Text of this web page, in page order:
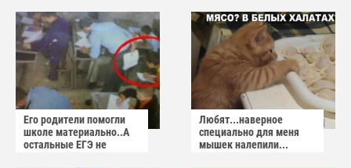
Его родители помогли
школе материально..А
остальные ЕГЭ не
Любят...наверное
специально для меня
мышек налепили...